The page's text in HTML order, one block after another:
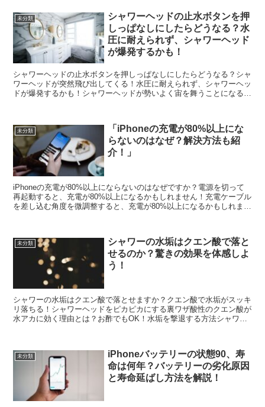
未分類
シャワーヘッドの止水ボタンを押
しっぱなしにしたらどうなる？水
圧に耐えられず、シャワーヘッド
が爆発するかも！
シャワーヘッドの止水ボタンを押しっぱなしにしたらどうなる？シャ
ワーヘッドが突然飛び出してくる！水圧に耐えられず、シャワーヘッ
ドが爆発するかも！シャワーヘッドが勢いよく宙を舞うことになる！
未分類
「iPhoneの充電が80%以上にな
らないのはなぜ？解決方法も紹
介！」
iPhoneの充電が80%以上にならないのはなぜですか？電源を切って
再起動すると、充電が80%以上になるかもしれません！充電ケーブル
を差し込む角度を微調整すると、充電が80%以上になるかもしれませ
未分類
シャワーの水垢はクエン酸で落と
せるのか？驚きの効果を体感しよ
う！
シャワーの水垢はクエン酸で落とせますか？クエン酸で水垢がスッキ
リ落ちる！シャワーヘッドをピカピカにする裏ワザ酸性のクエン酸が
水アカに効く理由とは？お酢でもOK！水垢を撃退する方法シャワー
未分類
iPhoneバッテリーの状態90、寿
命は何年？バッテリーの劣化原因
と寿命延ばし方法を解説！